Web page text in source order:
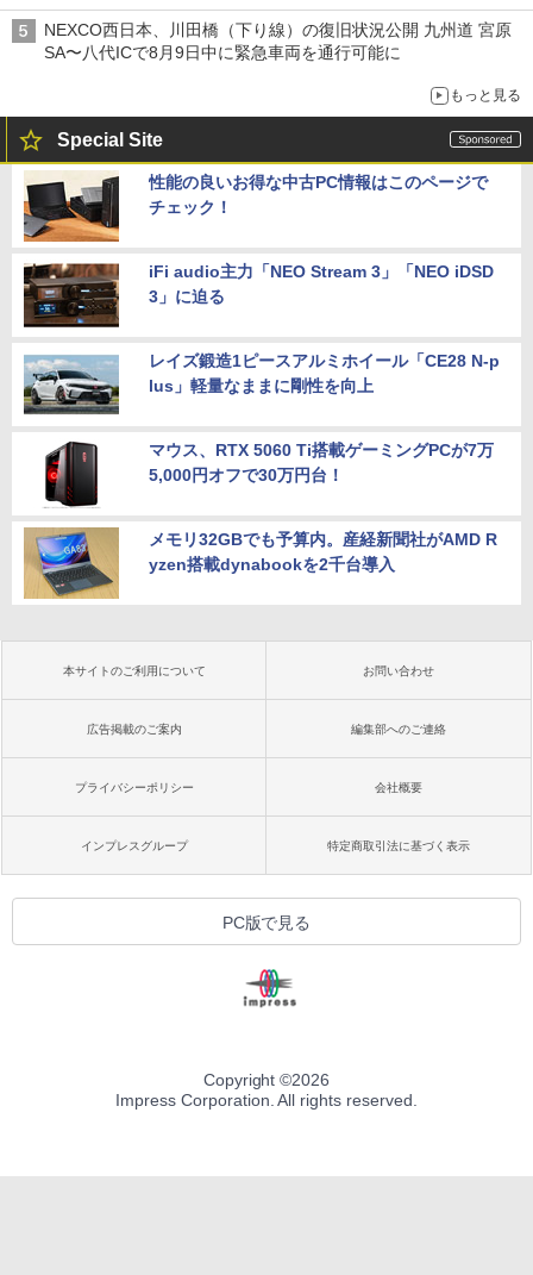
NEXCO西日本、川田橋（下り線）の復旧状況公開 九州道 宮原
SA〜八代ICで8月9日中に緊急車両を通行可能に
もっと見る
Special Site
性能の良いお得な中古PC情報はこのページで
チェック！
iFi audio主力「NEO Stream 3」「NEO iDSD
3」に迫る
レイズ鍛造1ピースアルミホイール「CE28 N-p
lus」軽量なままに剛性を向上
マウス、RTX 5060 Ti搭載ゲーミングPCが7万
5,000円オフで30万円台！
メモリ32GBでも予算内。産経新聞社がAMD R
yzen搭載dynabookを2千台導入
本サイトのご利用について お問い合わせ
広告掲載のご案内 編集部へのご連絡
プライバシーポリシー 会社概要
インプレスグループ 特定商取引法に基づく表示
PC版で見る
Copyright ©2026
Impress Corporation. All rights reserved.